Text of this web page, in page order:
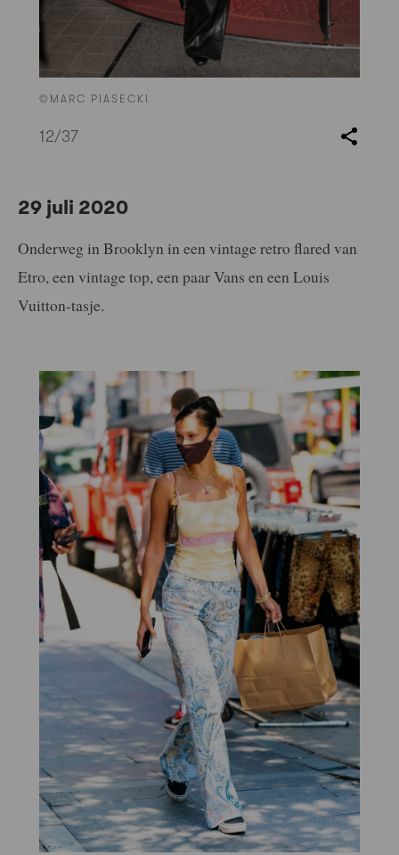
©MARC PIASECKI
12/37
29 juli 2020
Onderweg in Brooklyn in een vintage retro flared van
Etro, een vintage top, een paar Vans en een Louis
Vuitton-tasje.